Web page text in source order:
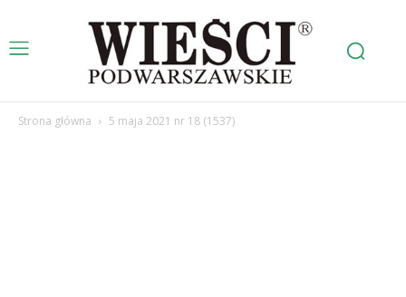
Strona główna 5 maja 2021 nr 18 (1537)